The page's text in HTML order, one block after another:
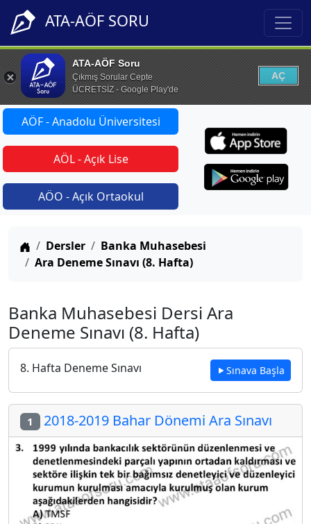
ATA-AÖF SORU
ATA-AÖF Soru
Çıkmış Sorular Cepte
ÜCRETSİZ - Google Play'de
AÇ
AÖF - Anadolu Üniversitesi
AÖL - Açık Lise
AÖO - Açık Ortaokul
Anasayfa
Dersler
Banka Muhasebesi
Ara Deneme Sınavı (8. Hafta)
Banka Muhasebesi Dersi Ara
Deneme Sınavı (8. Hafta)
8. Hafta Deneme Sınavı Sınava Başla
1 2018-2019 Bahar Dönemi Ara Sınavı